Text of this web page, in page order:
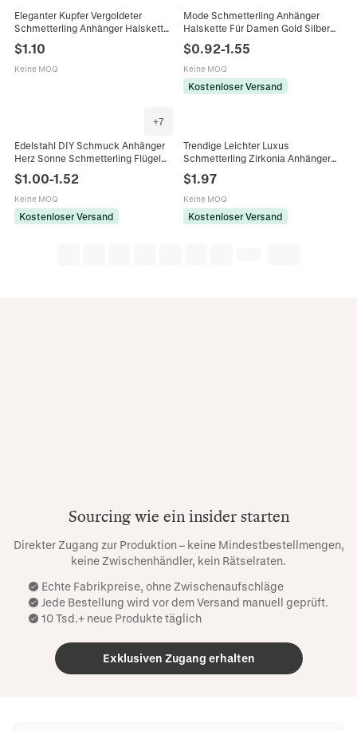
Eleganter Kupfer Vergoldeter
Schmetterling Anhänger Halskette
Halsketten Für Damen Schmuck
$1.10
Keine MOQ
Mode Schmetterling Anhänger
Halskette Für Damen Gold Silber
Strass Buchstabe Schmuck
Geschenk
$0.92-1.55
Keine MOQ
Kostenloser Versand
+7
Edelstahl DIY Schmuck Anhänger
Herz Sonne Schmetterling Flügel
Blau Und Weiß Porzellan Emaille
Gold Vergoldet Kette Charms
$1.00-1.52
Keine MOQ
Kostenloser Versand
Trendige Leichter Luxus
Schmetterling Zirkonia Anhänger
Halskette Für Damen Kupfer Titan
Stahl Schlüsselbeinkette Schmuck
$1.97
Keine MOQ
Kostenloser Versand
Sourcing wie ein insider starten
Direkter Zugang zur Produktion – keine Mindestbestellmengen,
keine Zwischenhändler, kein Rätselraten.
Echte Fabrikpreise, ohne Zwischenaufschläge
Jede Bestellung wird vor dem Versand manuell geprüft.
10 Tsd.+ neue Produkte täglich
Exklusiven Zugang erhalten